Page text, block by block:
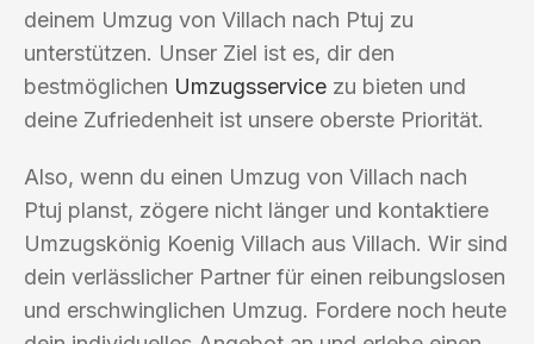
deinem Umzug von Villach nach Ptuj zu
unterstützen. Unser Ziel ist es, dir den
bestmöglichen Umzugsservice zu bieten und
deine Zufriedenheit ist unsere oberste Priorität.
Also, wenn du einen Umzug von Villach nach
Ptuj planst, zögere nicht länger und kontaktiere
Umzugskönig Koenig Villach aus Villach. Wir sind
dein verlässlicher Partner für einen reibungslosen
und erschwinglichen Umzug. Fordere noch heute